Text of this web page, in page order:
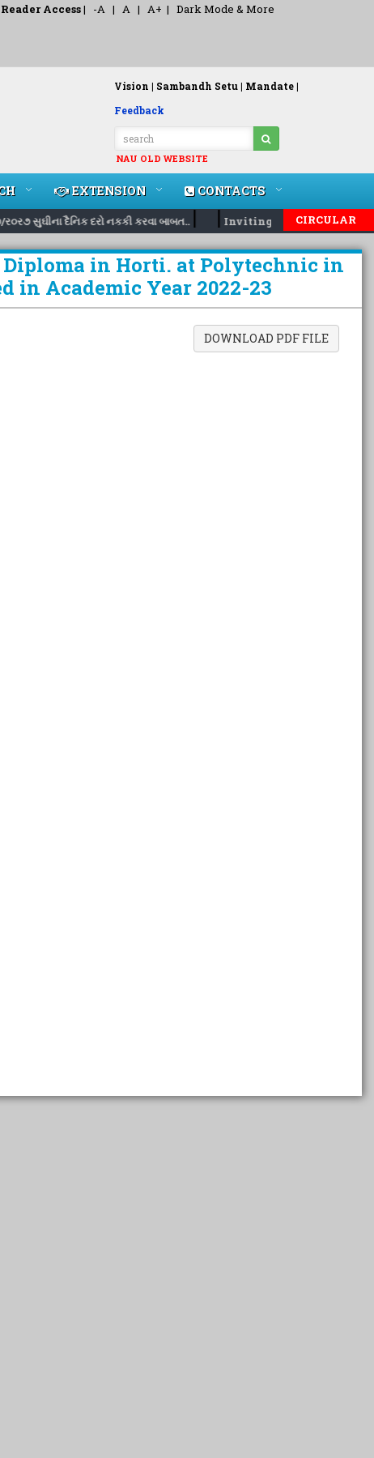
Access| -A | A | A+ | Dark Mode & More
Vision | Sambandh Setu | Mandate |
Feedback
NAU OLD WEBSITE
EXTENSION CONTACTS
સુઘીના દૈનિક દરો નકકી કરવા બાબત..| | Inviting nomination for 5
CIRCULAR
in Horti. at Polytechnic in
in Academic Year 2022-23
DOWNLOAD PDF FILE